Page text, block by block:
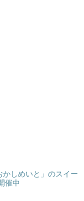
かしめいと」のスイー
催中